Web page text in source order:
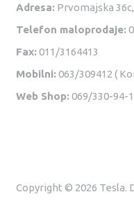
Adresa: Prvomajska
Telefon maloprodaje:
Fax:011/3164413
Mobilni:063/309412 (
Web Shop:069/330-94-
Copyright © 2026 Tesla.